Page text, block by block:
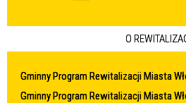
O
Gminny Program Rewitalizacji Miasta
Gminny Program Rewitalizacji Miasta